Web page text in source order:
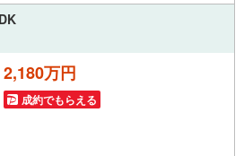
えスペースを完備。オンライン内覧、事
！～住宅ローン～諸費用込融資や築年
ーンも得意としており、最適な銀行をご
フォーム～理想の間取り、テイストを作
リフォームプランナーの同行も可能で
2,180万円
成約でもらえる